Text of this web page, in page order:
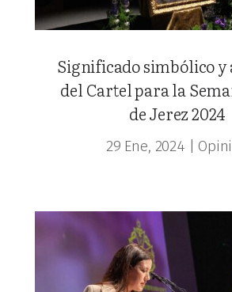
Significado simbólico y
del Cartel para la
de Jerez 2024
29 Ene, 2024|